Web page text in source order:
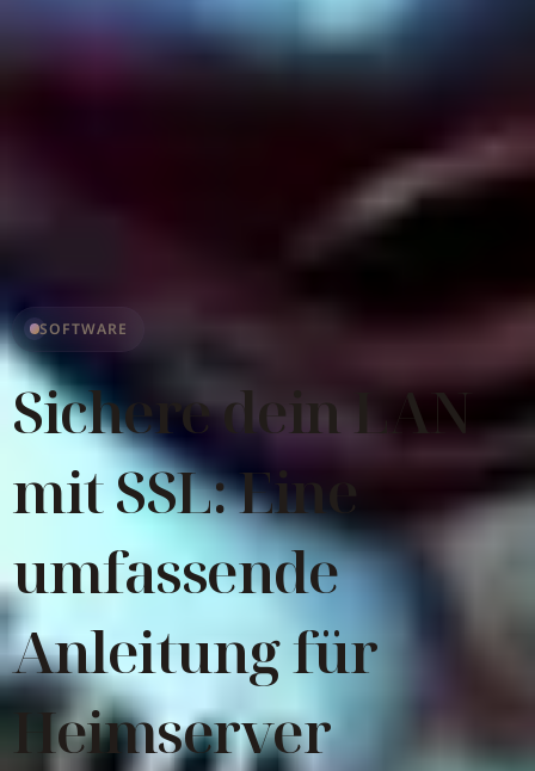
SOFTWARE
Sichere dein LAN
mit SSL: Eine
umfassende
Anleitung für
Heimserver